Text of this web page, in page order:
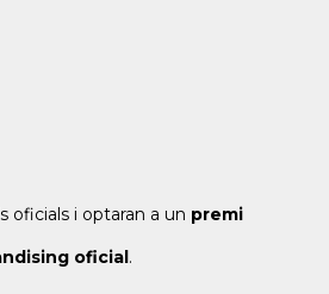
oficials i optaran a un premi
oficial.